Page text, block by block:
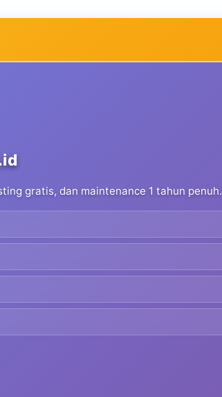
gratis, dan maintenance 1 tahun penuh.